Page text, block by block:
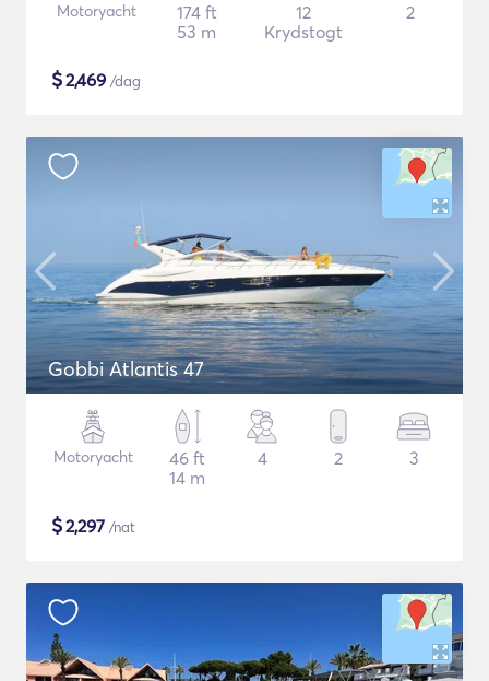
Motoryacht
174 ft
53 m
12
Krydstogt
2
$2,469 /dag
Gobbi Atlantis 47
Motoryacht
46 ft
14 m
4 2 3
$2,297 /nat